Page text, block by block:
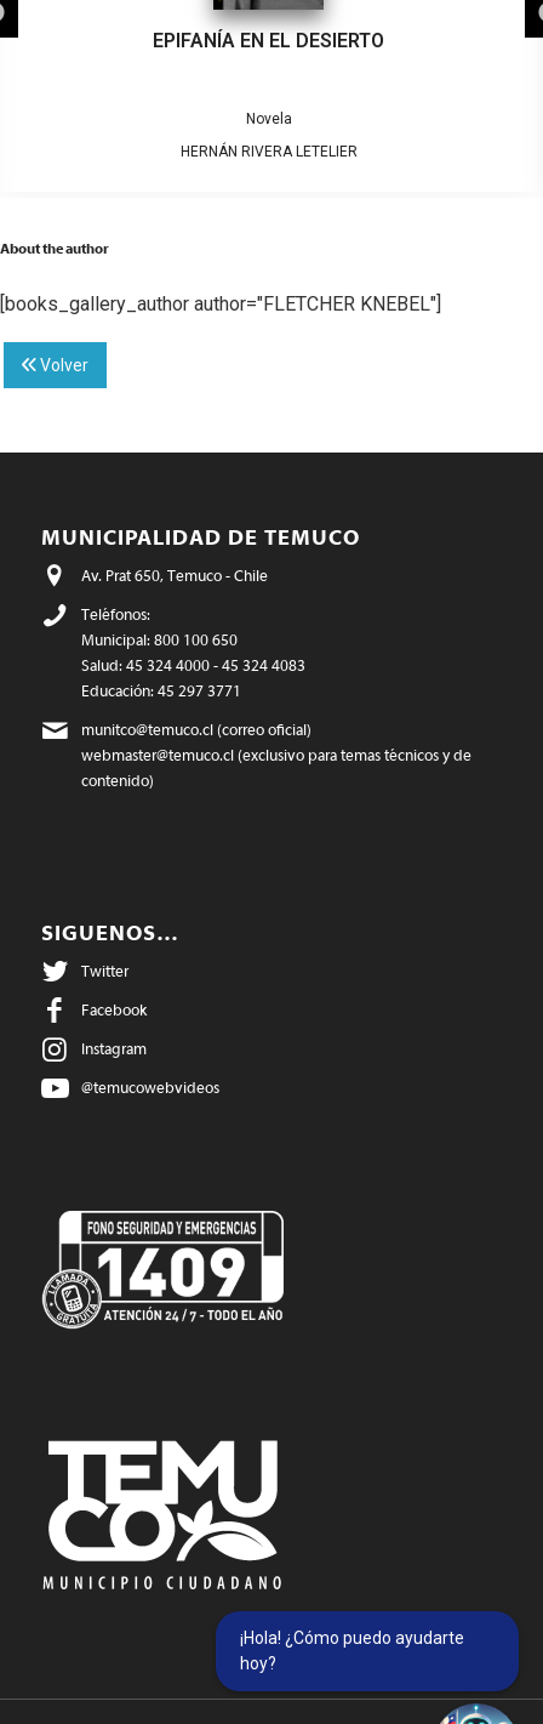
EPIFANÍA EN EL DESIERTO
Novela
HERNÁN RIVERA LETELIER
About the author
[books_gallery_author author="FLETCHER KNEBEL"]
Volver
MUNICIPALIDAD DE TEMUCO
Av. Prat 650, Temuco - Chile
Teléfonos:
Municipal: 800 100 650
Salud: 45 324 4000 - 45 324 4083
Educación: 45 297 3771
munitco@temuco.cl(correo oficial)
webmaster@temuco.cl(exclusivo para temas técnicos y de
contenido)
SIGUENOS…
Twitter
Facebook
Instagram
@temucowebvideos
¡Hola! ¿Cómo puedo ayudarte
hoy?